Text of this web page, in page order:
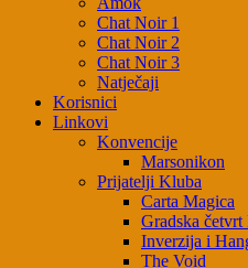
Chat Noir 1
Chat Noir 2
Chat Noir 3
Natječaji
Korisnici
Linkovi
Konvencije
Marsonikon
Prijatelji Kluba
Carta Magica
Gradska četvrt
Inverzija i
The Void